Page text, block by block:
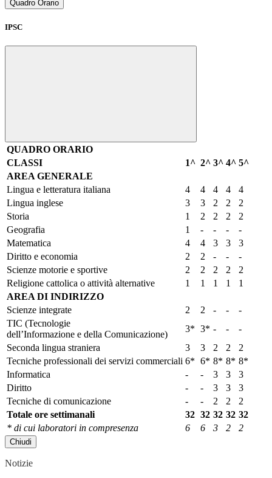
Quadro Orario
IPSC
QUADRO ORARIO
CLASSI
1^ 2^ 3^ 4^ 5^
AREA GENERALE
Lingua e letteratura italiana
4 4 4 4
4
Lingua inglese
3 3 2 2
2
Storia
1 2 2 2
2
Geografia
1 - - -
-
Matematica
4 4 3 3
3
Diritto e economia
2 2 - -
-
Scienze motorie e sportive
2 2 2 2
2
Religione cattolica o attività alternative
1 1 1 1
1
AREA DI INDIRIZZO
Scienze integrate
2 2 - -
-
TIC (Tecnologie
dell’Informazione e della Comunicazione)
3* 3* - -
-
Seconda lingua straniera
3 3 2 2
2
Tecniche professionali dei servizi commerciali 6* 6* 8* 8* 8*
Informatica
- - 3 3
3
Diritto
- - 3 3
3
Tecniche di comunicazione
- - 2 2
2
Totale ore settimanali
32 32 32 32 32
* di cui laboratori in compresenza 6 6 3 2 2
Chiudi
Notizie